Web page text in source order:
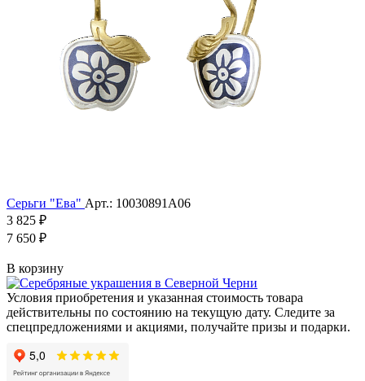
Серьги "Ева" Арт.: 10030891А06
3 825 ₽
7 650 ₽
В корзину
Условия приобретения и указанная стоимость товара
действительны по состоянию на текущую дату. Следите за
спецпредложениями и акциями, получайте призы и подарки.